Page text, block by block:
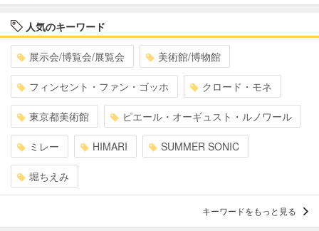
人気のキーワード
展示会/博覧会/展覧会 美術館/博物館
フィンセント・ファン・ゴッホ クロード・モネ
東京都美術館 ピエール・オーギュスト・ルノワール
ミレー HIMARI SUMMER SONIC
堀ちえみ
キーワードをもっと見る